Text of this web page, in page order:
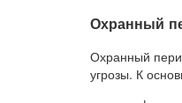
Охранный
Охранный
угрозы. К